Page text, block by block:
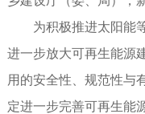
为积极推进太阳能等
进一步放大可再生能源
用的安全性、规范性与
定进一步完善可再生能